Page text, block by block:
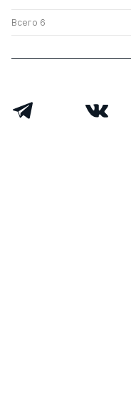
Всего 6